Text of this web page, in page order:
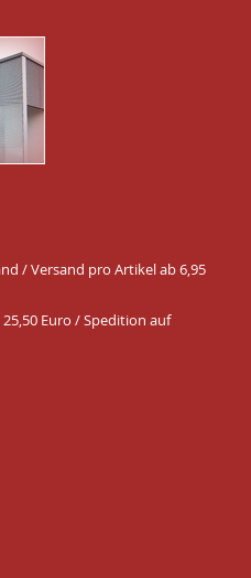
/ Versand pro Artikel ab 6,95
Euro / Spedition auf